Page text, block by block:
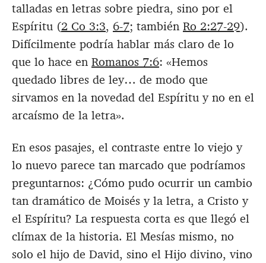
talladas en letras sobre piedra, sino por el
Espíritu (2 Co 3:3, 6-7; también Ro 2:27-29).
Difícilmente podría hablar más claro de lo
que lo hace en Romanos 7:6: «Hemos
quedado libres de ley… de modo que
sirvamos en la novedad del Espíritu y no en el
arcaísmo de la letra».
En esos pasajes, el contraste entre lo viejo y
lo nuevo parece tan marcado que podríamos
preguntarnos: ¿Cómo pudo ocurrir un cambio
tan dramático de Moisés y la letra, a Cristo y
el Espíritu? La respuesta corta es que llegó el
clímax de la historia. El Mesías mismo, no
solo el hijo de David, sino el Hijo divino, vino